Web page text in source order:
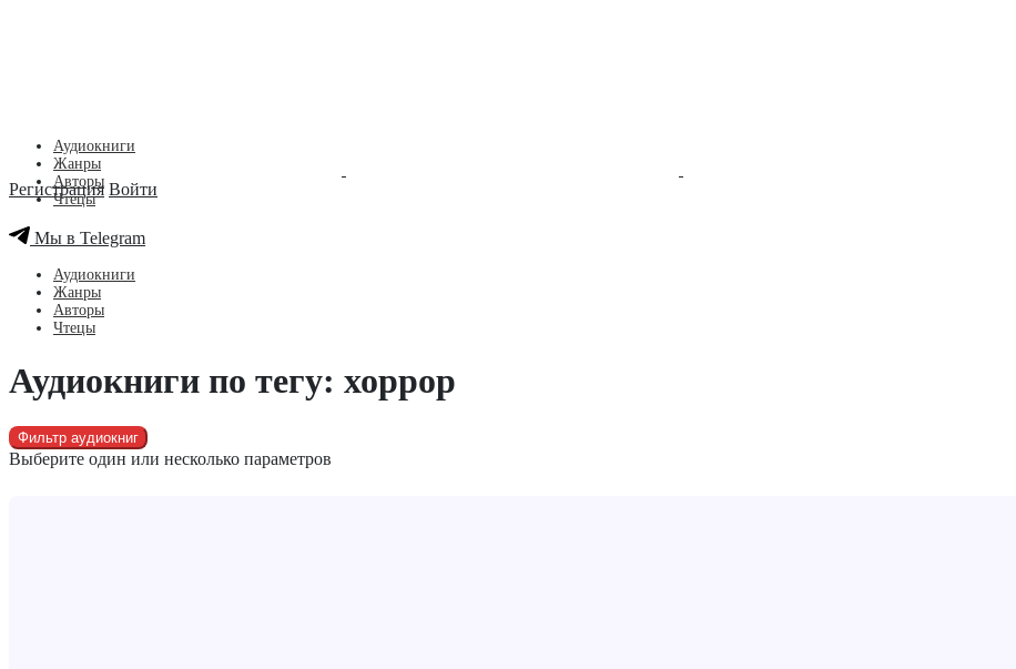
Регистрация Войти
Аудиокниги
Жанры
Авторы
Чтецы
Мы в Telegram
Аудиокниги
Жанры
Авторы
Чтецы
Аудиокниги по тегу: хоррор
Фильтр аудиокниг
Выберите один или несколько параметров